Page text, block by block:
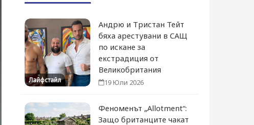
Лайфстайл
Андрю и Тристан Тейт
бяха арестувани в САЩ
по искане за
екстрадиция от
Великобритания
19 Юли 2026
Феноменът „Allotment“:
Защо британците чакат